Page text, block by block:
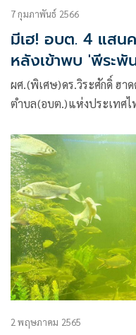
7 กุมภาพันธ์ 2566
มีเฮ! อบต. 4 แสน
หลังเข้าพบ 'พีระพั
ผศ.(พิเศษ)ดร.วิระศักดิ์ ฮา
ตำบล(อบต.)แห่งประเทศ
2 พฤษภาคม 2565